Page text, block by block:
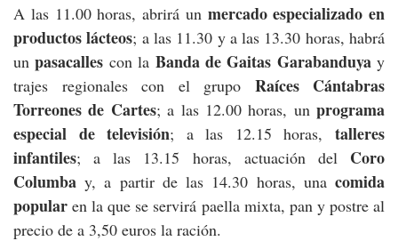
A las 11.00 horas, abrirá un mercado especializado en
productos lácteos; a las 11.30 y a las 13.30 horas, habrá
unpasacalles con la Banda de Gaitas Garabanduyay
trajes regionales con el grupo Raíces Cántabras
Torreones de Cartes; a las 12.00 horas, un programa
especial de televisión; a las 12.15 horas,talleres
infantiles; a las 13.15 horas, actuación del Coro
Columba y, a partir de las 14.30 horas, una comida
popular en la que se servirá paella mixta, pan y postre al
precio de a 3,50 euros la ración.